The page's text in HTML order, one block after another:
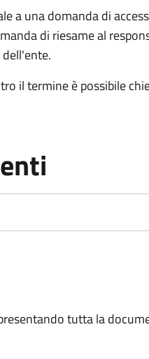
a una domanda di
di riesame al
il termine è possibile
tutta la